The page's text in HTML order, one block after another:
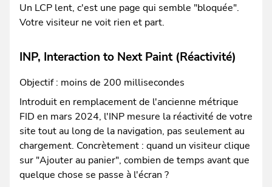
Un LCP lent, c'est une page qui semble "bloquée".
Votre visiteur ne voit rien et part.
INP, Interaction to Next Paint (Réactivité)
Objectif : moins de 200 millisecondes
Introduit en remplacement de l'ancienne métrique
FID en mars 2024, l'INP mesure la réactivité de votre
site tout au long de la navigation, pas seulement au
chargement. Concrètement : quand un visiteur clique
sur "Ajouter au panier", combien de temps avant que
quelque chose se passe à l'écran ?